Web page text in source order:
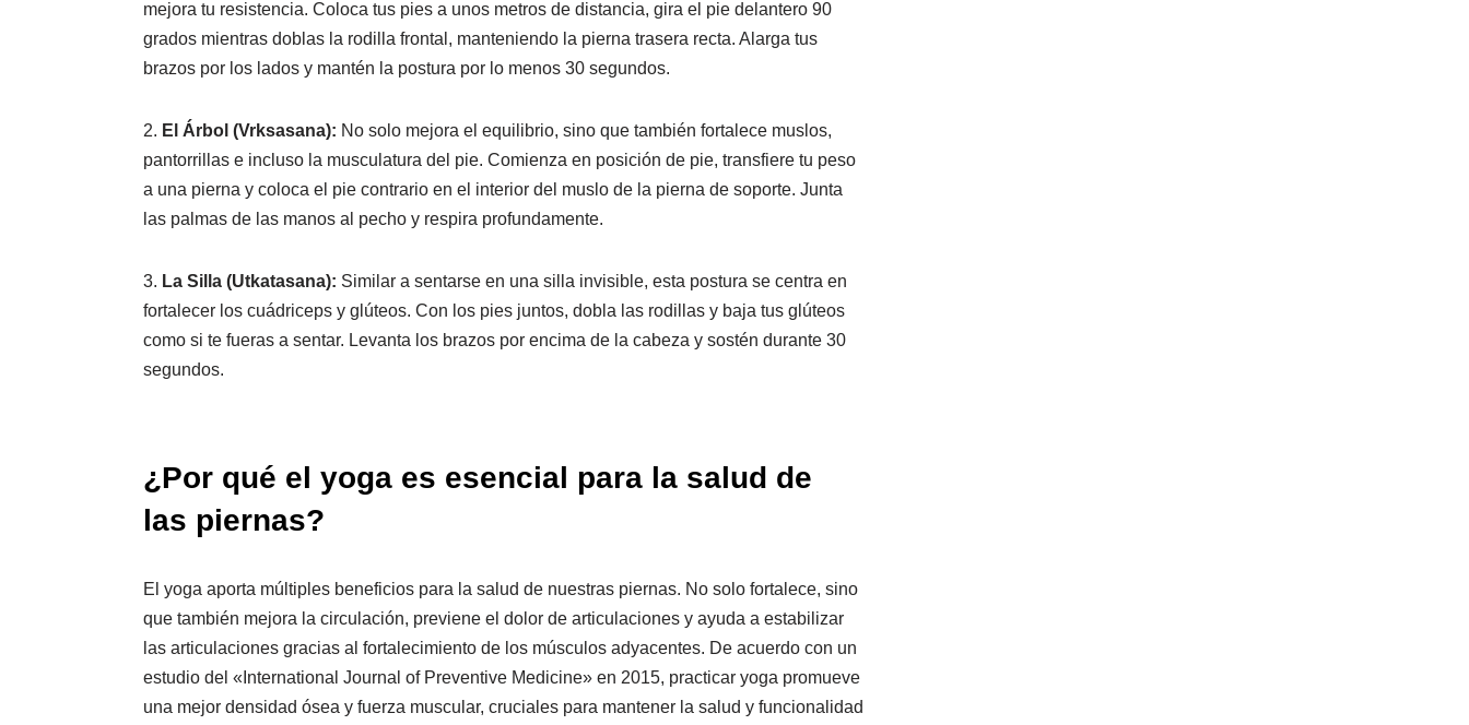
mejora tu resistencia. Coloca tus pies a unos metros de distancia, gira el pie delantero 90
grados mientras doblas la rodilla frontal, manteniendo la pierna trasera recta. Alarga tus
brazos por los lados y mantén la postura por lo menos 30 segundos.
2. El Árbol (Vrksasana): No solo mejora el equilibrio, sino que también fortalece muslos,
pantorrillas e incluso la musculatura del pie. Comienza en posición de pie, transfiere tu peso
a una pierna y coloca el pie contrario en el interior del muslo de la pierna de soporte. Junta
las palmas de las manos al pecho y respira profundamente.
3. La Silla (Utkatasana): Similar a sentarse en una silla invisible, esta postura se centra en
fortalecer los cuádriceps y glúteos. Con los pies juntos, dobla las rodillas y baja tus glúteos
como si te fueras a sentar. Levanta los brazos por encima de la cabeza y sostén durante 30
segundos.
¿Por qué el yoga es esencial para la salud de
las piernas?
El yoga aporta múltiples beneficios para la salud de nuestras piernas. No solo fortalece, sino
que también mejora la circulación, previene el dolor de articulaciones y ayuda a estabilizar
las articulaciones gracias al fortalecimiento de los músculos adyacentes. De acuerdo con un
estudio del «International Journal of Preventive Medicine» en 2015, practicar yoga promueve
una mejor densidad ósea y fuerza muscular, cruciales para mantener la salud y funcionalidad